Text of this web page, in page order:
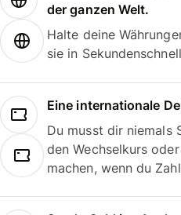
der ganzen Welt.
Halte deine
sie in
Eine internationale
Du musst dir niemals
den Wechselkurs
machen, wenn du